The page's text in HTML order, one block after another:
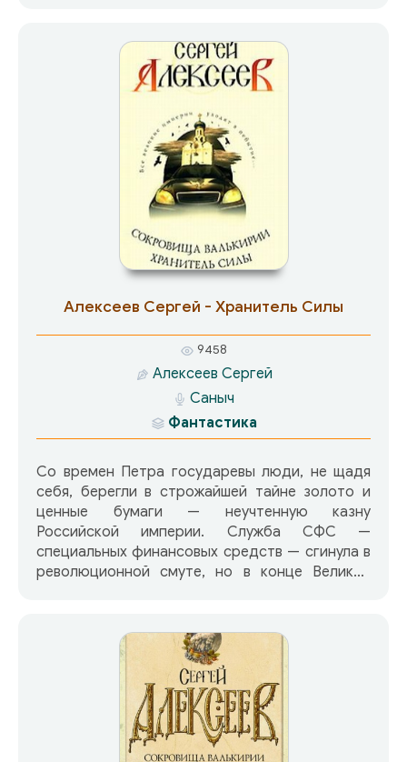
раскольничьи книги и архивы НКВД. Тем
временем в Горном Алтае, в Манорайской
впадине ведется глубинное бурение. Мамонт и
хранящей соль Знаний, грозит беда.
Алексеев Сергей - Хранитель Силы
9458
Алексеев Сергей
Саныч
Фантастика
Со времен Петра государевы люди, не щадя
себя, берегли в строжайшей тайне золото и
ценные бумаги — неучтенную казну
Российской империи. Служба СФС —
специальных финансовых средств — сгинула в
революционной смуте, но в конце Великой
государевых людей оказались акции
Веймарской республики — «бомба»,
способная взорвать экономику всей Европы. В
наши дни журналист Андрей Хортов,
собирающий материал о секретной
экономической деятельности Коминтерна,
неожиданно оказывается в гуще сражения за